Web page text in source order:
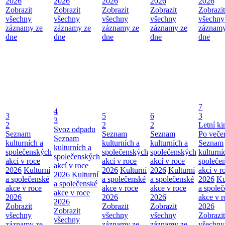
Zobrazit
všechny
záznamy ze
dne
Zobrazit
všechny
záznamy ze
dne
Zobrazit
všechny
záznamy ze
dne
Zobrazit
všechny
záznamy ze
dne
Zobrazit
všechny
dne
3
2
Seznam
kulturních a
společenských
akcí v roce
2026 Kulturní
a společenské
akce v roce
2026
Zobrazit
všechny
4
3
Svoz odpadu
Seznam
kulturních a
společenských
akcí v roce
2026 Kulturní
a společenské
akce v roce
2026
Zobrazit
všechny
5
2
Seznam
kulturních a
společenských
akcí v roce
2026 Kulturní
a společenské
akce v roce
2026
Zobrazit
všechny
6
2
Seznam
kulturních a
společenských
akcí v roce
2026 Kulturní
a společenské
akce v roce
2026
Zobrazit
všechny
7
3
Letní
Po
Seznam
akcí v
2026
a
akce v
2026
Zobrazit